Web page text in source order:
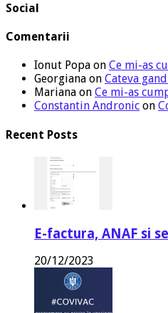
Social
Comentarii
Ionut Popa on Ce mi-as
Georgiana on Cateva
Mariana on Ce mi-as
Constantin Andronic on
Recent Posts
E-factura, ANAF si
20/12/2023